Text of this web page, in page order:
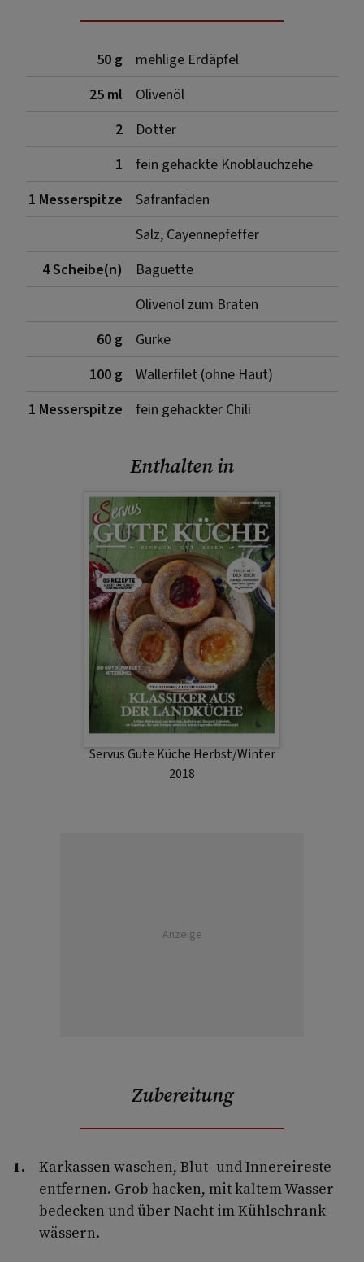
50 g
mehlige Erdäpfel
25 ml
Olivenöl
2
Dotter
1
fein gehackte Knoblauchzehe
1 Messerspitze
Safranfäden
Salz, Cayennepfeffer
4 Scheibe(n)
Baguette
Olivenöl zum Braten
60 g
Gurke
100 g
Wallerfilet (ohne Haut)
1 Messerspitze
fein gehackter Chili
Enthalten in
Servus Gute Küche Herbst/Winter
2018
Anzeige
Zubereitung
Karkassen waschen, Blut- und Innereireste
entfernen. Grob hacken, mit kaltem Wasser
bedecken und über Nacht im Kühlschrank
wässern.